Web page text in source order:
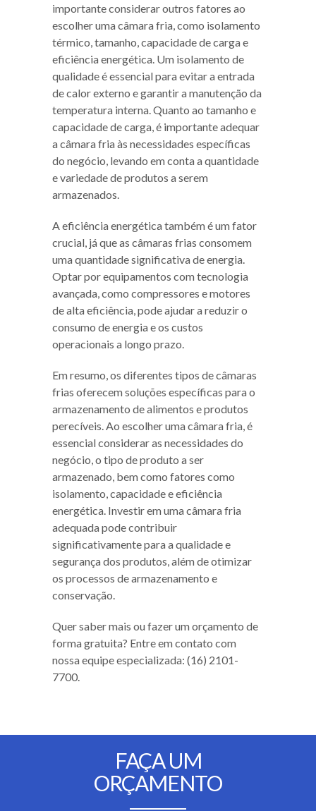
importante considerar outros fatores ao
escolher uma câmara fria, como isolamento
térmico, tamanho, capacidade de carga e
eficiência energética. Um isolamento de
qualidade é essencial para evitar a entrada
de calor externo e garantir a manutenção da
temperatura interna. Quanto ao tamanho e
capacidade de carga, é importante adequar
a câmara fria às necessidades específicas
do negócio, levando em conta a quantidade
e variedade de produtos a serem
armazenados.
A eficiência energética também é um fator
crucial, já que as câmaras frias consomem
uma quantidade significativa de energia.
Optar por equipamentos com tecnologia
avançada, como compressores e motores
de alta eficiência, pode ajudar a reduzir o
consumo de energia e os custos
operacionais a longo prazo.
Em resumo, os diferentes tipos de câmaras
frias oferecem soluções específicas para o
armazenamento de alimentos e produtos
perecíveis. Ao escolher uma câmara fria, é
essencial considerar as necessidades do
negócio, o tipo de produto a ser
armazenado, bem como fatores como
isolamento, capacidade e eficiência
energética. Investir em uma câmara fria
adequada pode contribuir
significativamente para a qualidade e
segurança dos produtos, além de otimizar
os processos de armazenamento e
conservação.
Quer saber mais ou fazer um orçamento de
forma gratuita? Entre em contato com
nossa equipe especializada: (16) 2101-
7700.
FAÇA UM
ORÇAMENTO